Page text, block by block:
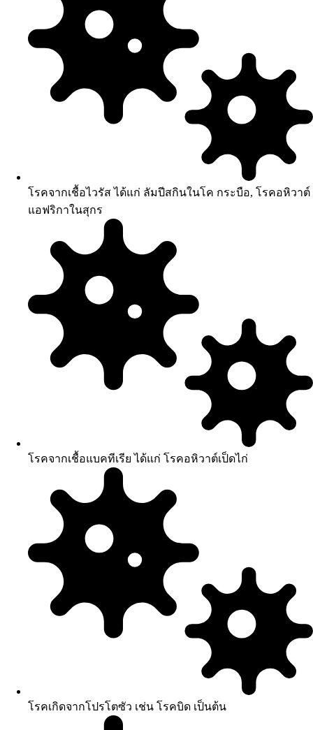
โรคจากเชื้อไวรัส ได้แก่ ลัมปีสกินในโค กระบือ, โรคอหิวาต์
แอฟริกาในสุกร
โรคจากเชื้อแบคทีเรีย ได้แก่ โรคอหิวาต์เป็ดไก่
โรคเกิดจากโปรโตซัว เช่น โรคบิด เป็นต้น